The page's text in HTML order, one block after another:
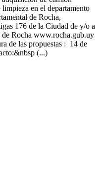
en el departamento
de Rocha,
176 de la Ciudad de y/o a
de Rocha www.rocha.gub.uy
de las propuestas : 14 de
(...)